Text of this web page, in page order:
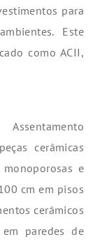
para
Este
como ACII,
cerâmicas
e
cm em pisos
cerâmicos
paredes de